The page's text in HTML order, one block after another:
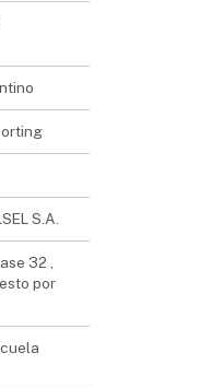
S.A.
32 ,
por